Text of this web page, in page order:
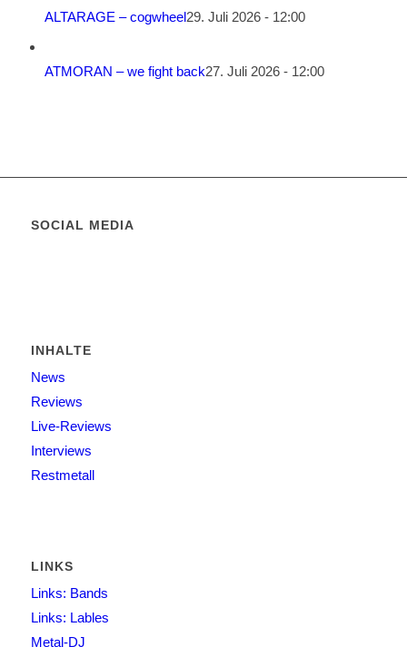
ALTARAGE – cogwheel29. Juli 2026 - 12:00
ATMORAN – we fight back27. Juli 2026 - 12:00
SOCIAL MEDIA
INHALTE
News
Reviews
Live-Reviews
Interviews
Restmetall
LINKS
Links: Bands
Links: Lables
Metal-DJ